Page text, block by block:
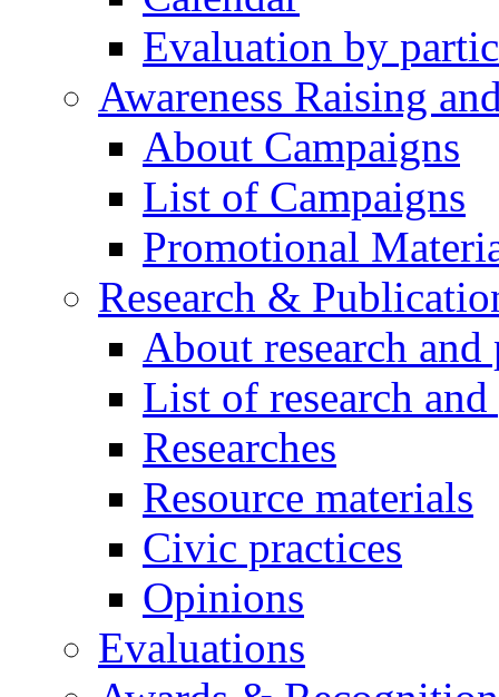
Evaluation by
Awareness Raising
About Campaigns
List of Campaigns
Promotional
Research &
About research
List of research
Researches
Resource materials
Civic practices
Opinions
Evaluations